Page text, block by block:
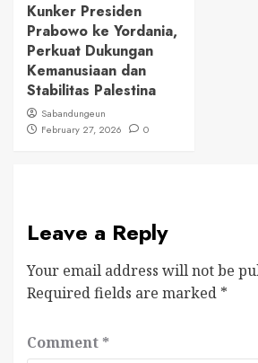
Kunker Presiden
Prabowo ke Yordania,
Perkuat Dukungan
Kemanusiaan dan
Stabilitas Palestina
Sabandungeun
February 27, 2026
0
Leave a Reply
Your email address will not be
Required fields are marked *
Comment *